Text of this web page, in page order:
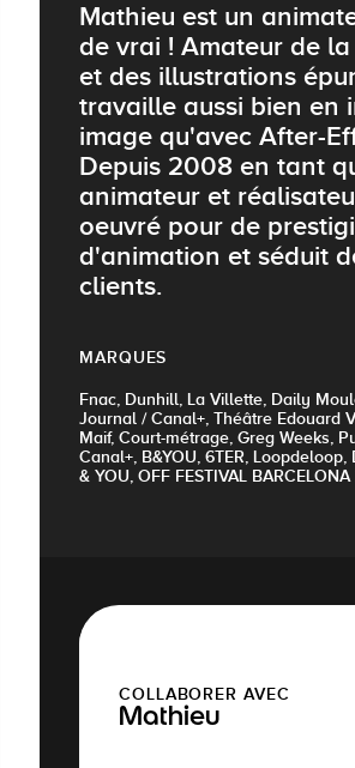
Mathieu est un
de vrai ! Amateur de
et des illustrations
travaille aussi bien en
image qu'avec After-
Depuis 2008 en tant
animateur et
oeuvré pour de
d'animation et séduit
clients.
MARQUES
Fnac, Dunhill, La Villette, Daily
Journal / Canal+, Théâtre Edouard
Maif, Court-métrage, Greg Weeks,
Canal+, B&YOU, 6TER, Loopdeloop,
& YOU, OFF FESTIVAL BARCELONA
COLLABORER AVEC
Mathieu